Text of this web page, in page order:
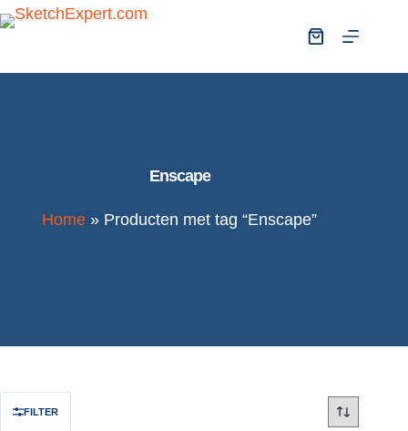
Enscape
Home » Producten met tag “Enscape”
FILTER